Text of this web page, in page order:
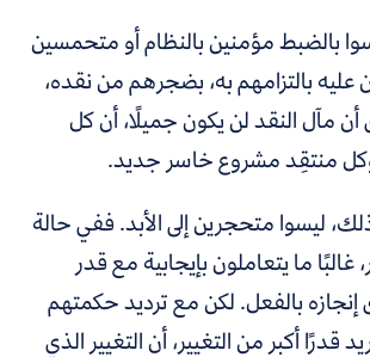
بالضبط مؤمنين بالنظام أو متحمسين
بالتزامهم به، بضجرهم من نقده،
مآل النقد لن يكون جميلًا، أن كل
منتقِد مشروع خاسر جديد.
ليسوا متحجرين إلى الأبد. ففي حالة
غالبًا ما يتعاملون بإيجابية مع قدر
بالفعل. لكن مع ترديد حكمتهم
أكبر من التغيير، أن التغيير الذي